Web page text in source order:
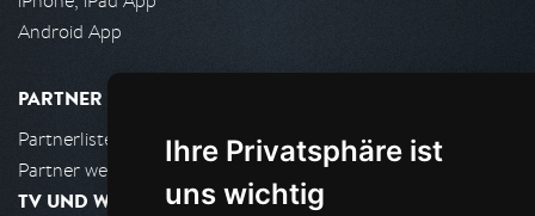
Ihre Privatsphäre ist
uns wichtig
Android App
PARTNER
Partnerliste
Partner werden
TV UND WOHNZIMMER